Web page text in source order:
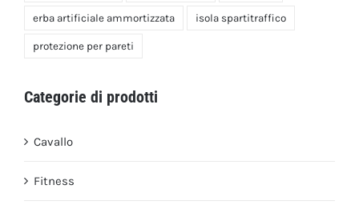
erba artificiale ammortizzata isola spartitraffico
protezione per pareti
Categorie di prodotti
Cavallo
Fitness